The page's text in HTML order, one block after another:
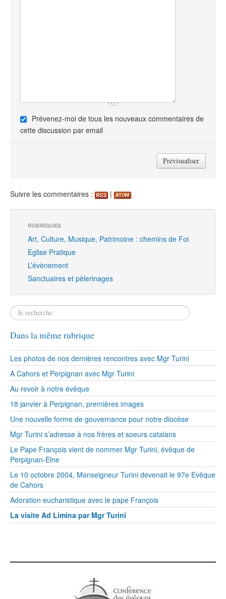
Prévenez-moi de tous les nouveaux commentaires de
cette discussion par email
Suivre les commentaires : |
RUBRIQUES
Art, Culture, Musique, Patrimoine : chemins de Foi
Eglise Pratique
L’évènement
Sanctuaires et pèlerinages
Dans la même rubrique
Les photos de nos dernières rencontres avec Mgr Turini
A Cahors et Perpignan avec Mgr Turini
Au revoir à notre évêque
18 janvier à Perpignan, premières images
Une nouvelle forme de gouvernance pour notre diocèse
Mgr Turini s’adresse à nos frères et soeurs catalans
Le Pape François vient de nommer Mgr Turini, évêque de
Perpignan-Elne
Le 10 octobre 2004, Monseigneur Turini devenait le 97e Evêque
de Cahors
Adoration eucharistique avec le pape François
La visite Ad Limina par Mgr Turini